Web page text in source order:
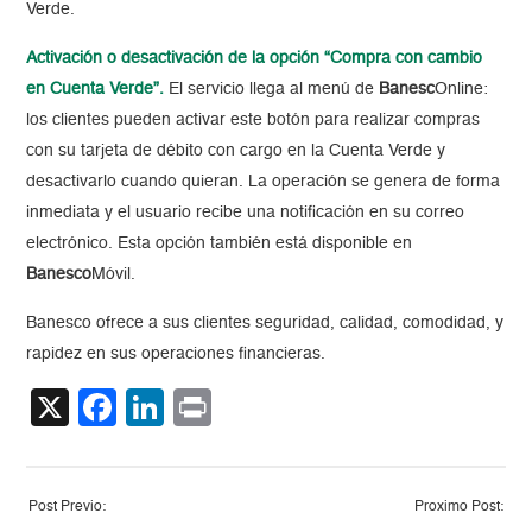
Verde.
Activación o desactivación de la opción “Compra con cambio
en Cuenta Verde”. El servicio llega al menú de BanescOnline:
los clientes pueden activar este botón para realizar compras
con su tarjeta de débito con cargo en la Cuenta Verde y
desactivarlo cuando quieran. La operación se genera de forma
inmediata y el usuario recibe una notificación en su correo
electrónico. Esta opción también está disponible en
BanescoMóvil.
Banesco ofrece a sus clientes seguridad, calidad, comodidad, y
rapidez en sus operaciones financieras.
X Facebook
LinkedIn
Post Previo: Proximo Post: